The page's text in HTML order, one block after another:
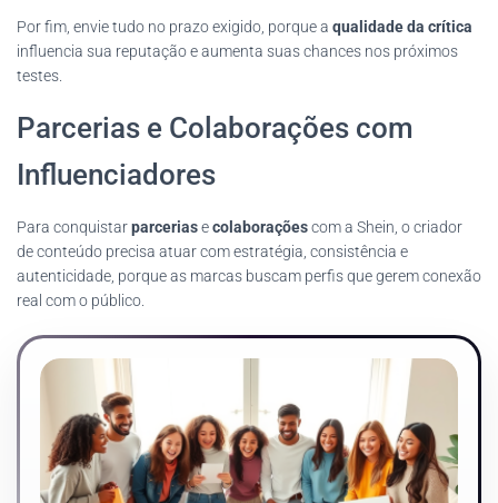
Por fim, envie tudo no prazo exigido, porque a qualidade da crítica
influencia sua reputação e aumenta suas chances nos próximos
testes.
Parcerias e Colaborações com
Influenciadores
Para conquistarparceriasecolaboraçõescom a Shein, o criador
de conteúdo precisa atuar com estratégia, consistência e
autenticidade, porque as marcas buscam perfis que gerem conexão
real com o público.